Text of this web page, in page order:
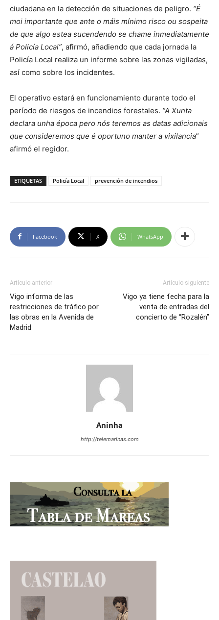
ciudadana en la detección de situaciones de peligro. “É
moi importante que ante o máis mínimo risco ou sospeita
de que algo estea sucendendo se chame inmediatamente
á Policía Local”, afirmó, añadiendo que cada jornada la
Policía Local realiza un informe sobre las zonas vigiladas,
así como sobre los incidentes.
El operativo estará en funcionamiento durante todo el
período de riesgos de incendios forestales. “A Xunta
declara unha época pero nós teremos as datas adicionais
que consideremos que é oportuno manter a vixilancia”
afirmó el regidor.
ETIQUETAS Policía Local prevención de incendios
Facebook X WhatsApp
Artículo anterior
Vigo informa de las
restricciones de tráfico por
las obras en la Avenida de
Madrid
Artículo siguiente
Vigo ya tiene fecha para la
venta de entradas del
concierto de “Rozalén”
Aninha
http://telemarinas.com